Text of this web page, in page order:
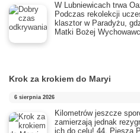
​W Lubniewicach trwa
Podczas rekolekcji
klasztor w Paradyżu,
Matki Bożej
Krok za krokiem do Maryi
6 sierpnia 2026
Kilometrów jeszcze
zamierzają jednak
ich do celu! 44. Piesza